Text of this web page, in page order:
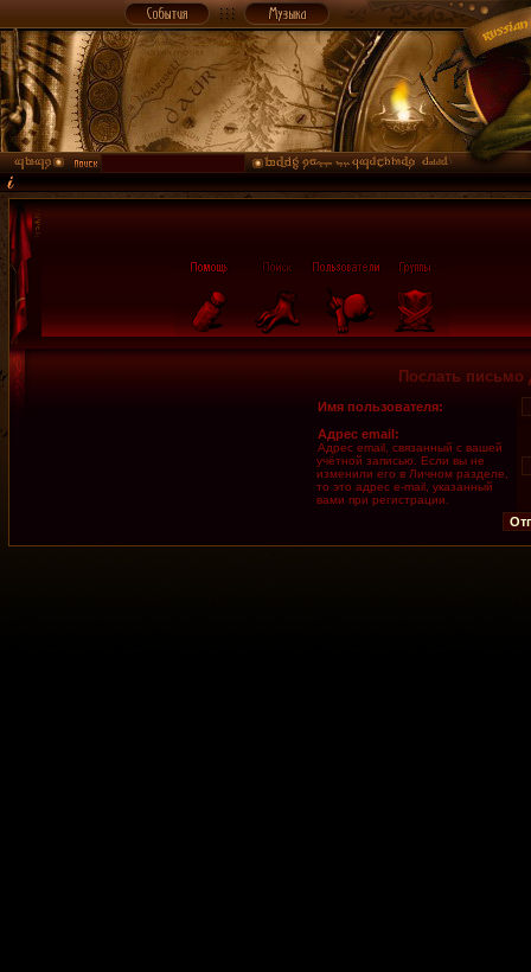
Послать письмо
Имя пользователя:
Адрес email:
Адрес email, связанный с вашей
учётной записью. Если вы не
изменили его в Личном разделе,
то это адрес e-mail, указанный
вами при регистрации.